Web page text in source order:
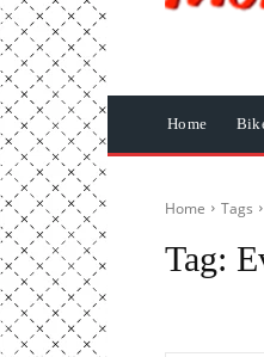
Home
Home Tags
Tag: